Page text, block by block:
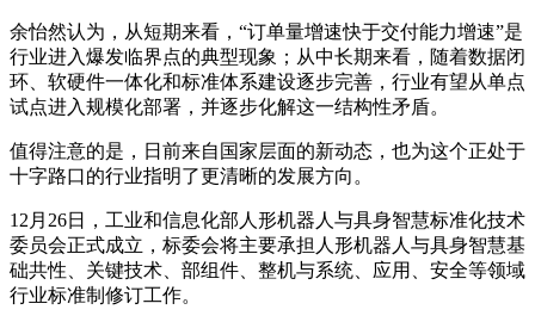
余怡然认为，从短期来看，“订单量增速快于交付能力增速”是
行业进入爆发临界点的典型现象；从中长期来看，随着数据闭
环、软硬件一体化和标准体系建设逐步完善，行业有望从单点
试点进入规模化部署，并逐步化解这一结构性矛盾。
值得注意的是，日前来自国家层面的新动态，也为这个正处于
十字路口的行业指明了更清晰的发展方向。
12月26日，工业和信息化部人形机器人与具身智慧标准化技术
委员会正式成立，标委会将主要承担人形机器人与具身智慧基
础共性、关键技术、部组件、整机与系统、应用、安全等领域
行业标准制修订工作。